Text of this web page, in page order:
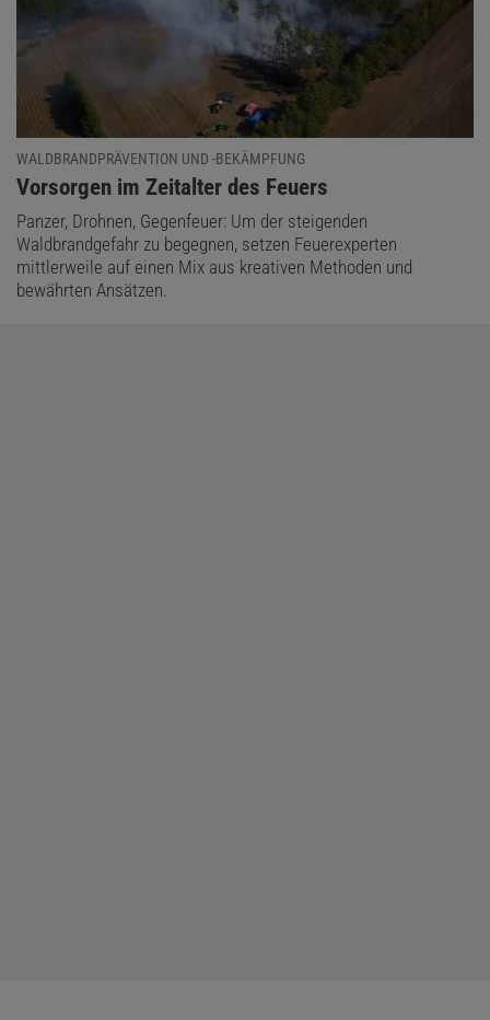
WALDBRANDPRÄVENTION UND -BEKÄMPFUNG
:
Vorsorgen im Zeitalter des Feuers
Panzer, Drohnen, Gegenfeuer: Um der steigenden
Waldbrandgefahr zu begegnen, setzen Feuerexperten
mittlerweile auf einen Mix aus kreativen Methoden und
bewährten Ansätzen.